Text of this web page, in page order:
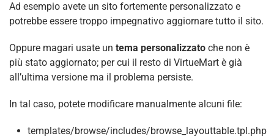
Ad esempio avete un sito fortemente personalizzato e
potrebbe essere troppo impegnativo aggiornare tutto il sito.
Oppure magari usate un tema personalizzato che non è
più stato aggiornato; per cui il resto di VirtueMart è già
all’ultima versione ma il problema persiste.
In tal caso, potete modificare manualmente alcuni file:
templates/browse/includes/browse_layouttable.tpl.php